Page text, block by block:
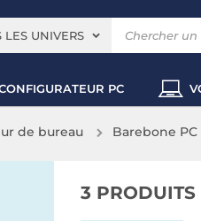
LES UNIVERS
PC
de bureau Barebone PC
3 PRODUITS